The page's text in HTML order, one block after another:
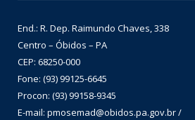
End.: R. Dep. Raimundo Chaves, 338
Centro – Óbidos – PA
CEP: 68250-000
Fone: (93) 99125-6645
Procon: (93) 99158-9345
E-mail: pmosemad@obidos.pa.gov.br /